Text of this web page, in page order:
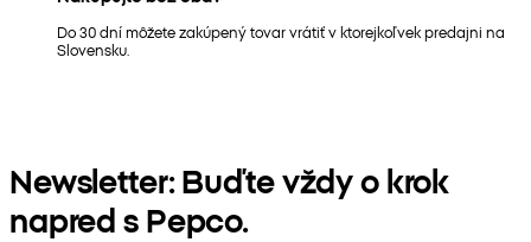
Do 30 dní môžete zakúpený tovar vrátiť v ktorejkoľvek predajni na
Slovensku.
Newsletter: Buďte vždy o krok
napred s Pepco.